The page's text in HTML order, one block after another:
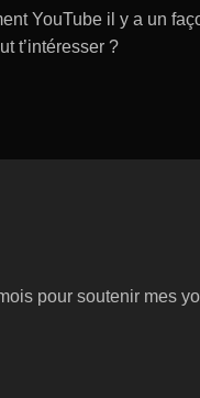
YouTube il y a un
t’intéresser ?
pour soutenir mes